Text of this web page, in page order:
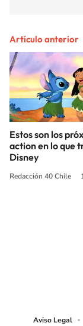
Artículo anterior
Estos son los
action en lo que
Disney
Redacción 40 Chile
Aviso Legal